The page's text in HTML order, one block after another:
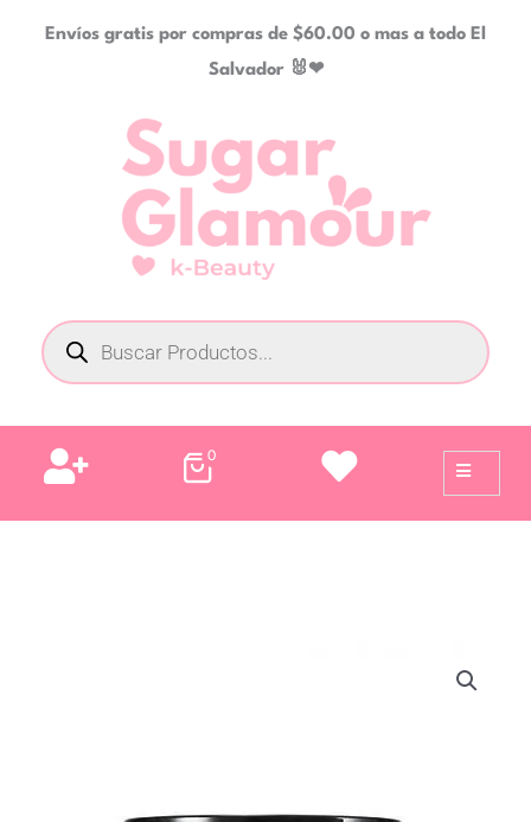
Envíos gratis por compras de $60.00 o mas a todo El
Salvador 🐰❤
de
productos
0